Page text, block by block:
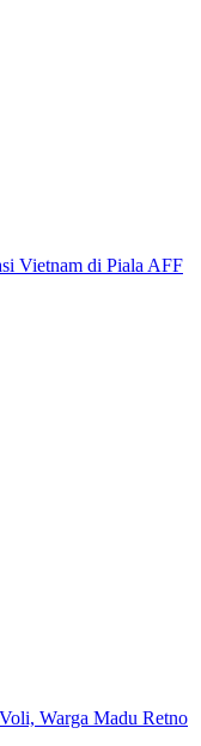
Vietnam di Piala AFF
Warga Madu Retno